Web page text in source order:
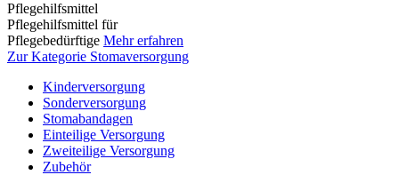
Pflegehilfsmittel
Pflegehilfsmittel für
Pflegebedürftige Mehr erfahren
Zur Kategorie Stomaversorgung
Kinderversorgung
Sonderversorgung
Stomabandagen
Einteilige Versorgung
Zweiteilige Versorgung
Zubehör